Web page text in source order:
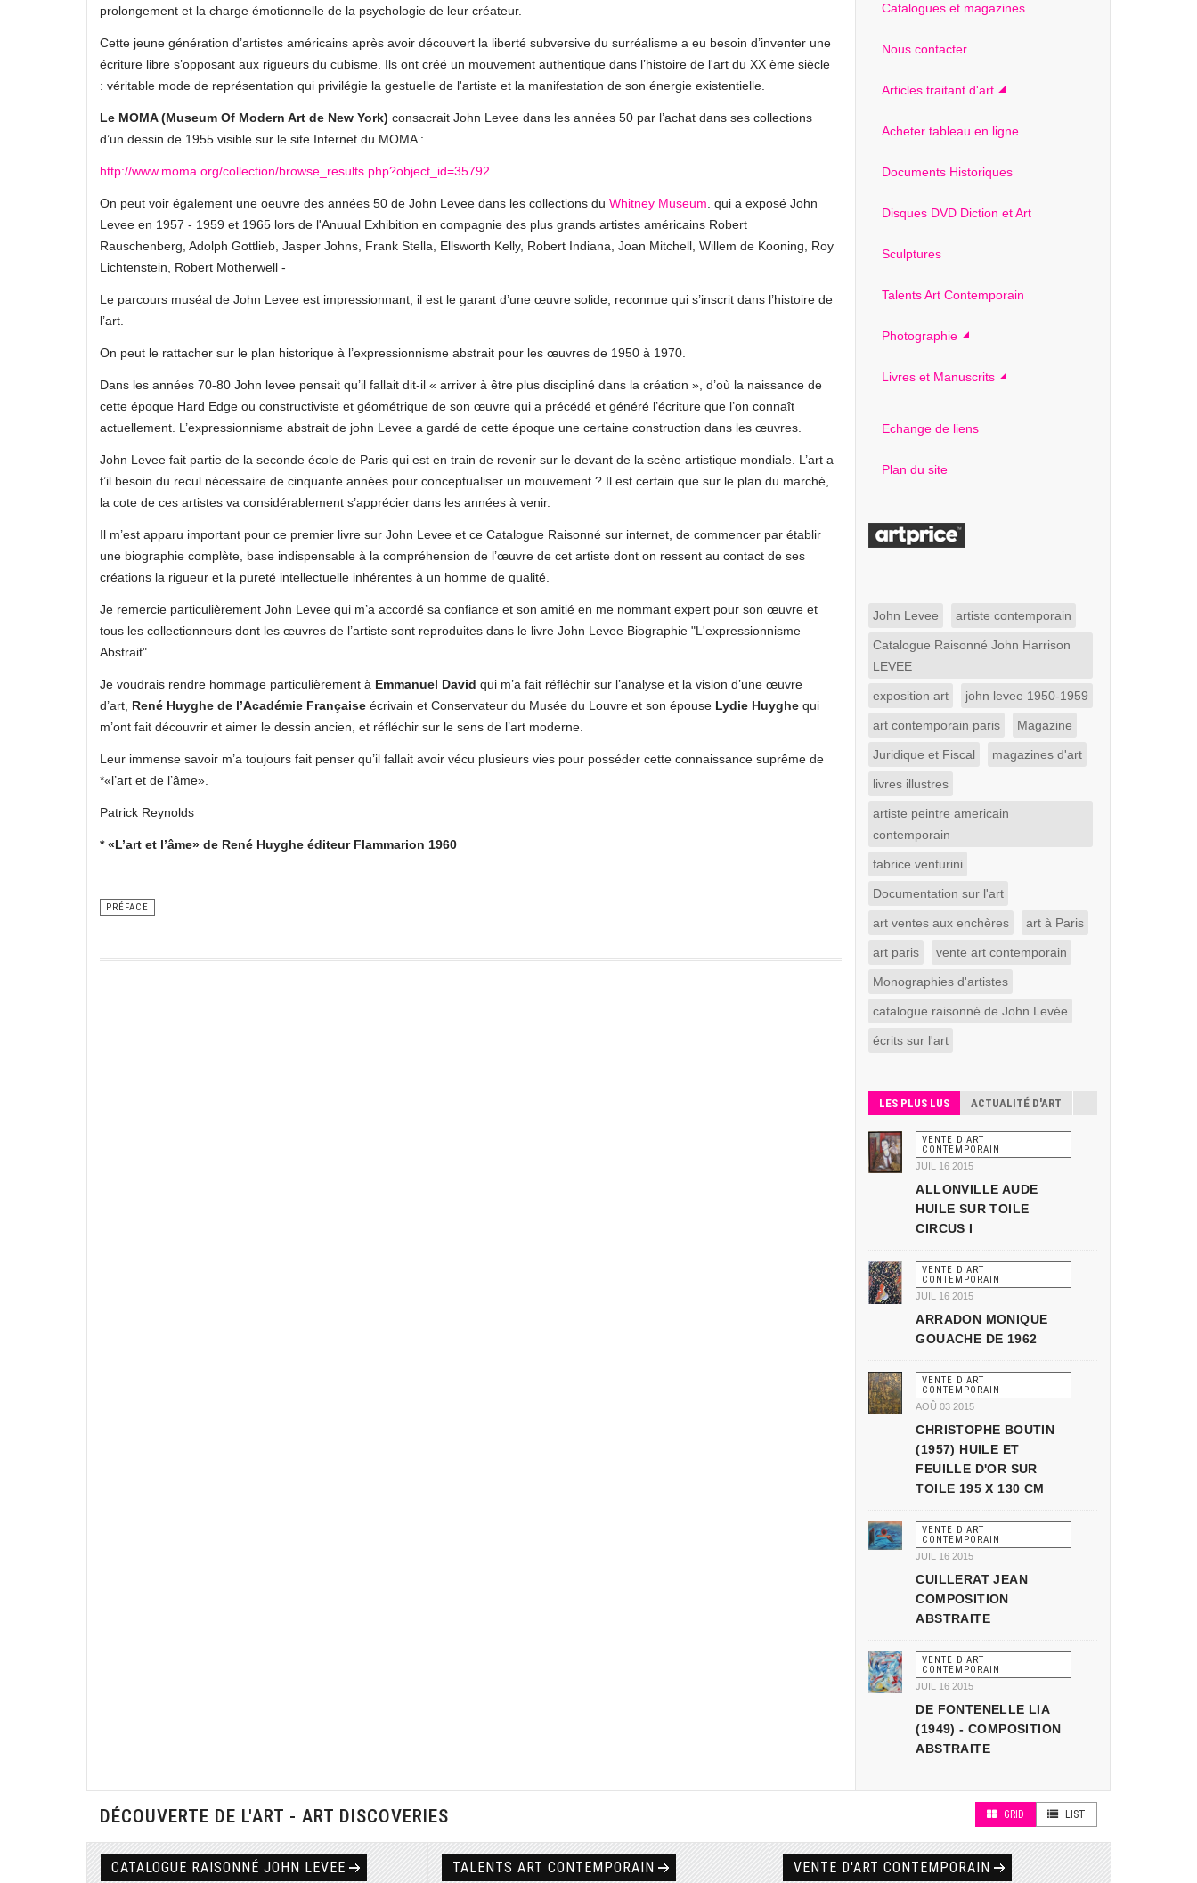
prolongement et la charge émotionnelle de la psychologie de leur créateur.
Cette jeune génération d’artistes américains après avoir découvert la liberté subversive du surréalisme a eu besoin d’inventer une
écriture libre s’opposant aux rigueurs du cubisme. Ils ont créé un mouvement authentique dans l’histoire de l'art du XX ème siècle
: véritable mode de représentation qui privilégie la gestuelle de l'artiste et la manifestation de son énergie existentielle.
Le MOMA (Museum Of Modern Art de New York) consacrait John Levee dans les années 50 par l’achat dans ses collections
d’un dessin de 1955 visible sur le site Internet du MOMA :
http://www.moma.org/collection/browse_results.php?object_id=35792
On peut voir également une oeuvre des années 50 de John Levee dans les collections du Whitney Museum . qui a exposé John
Levee en 1957 - 1959 et 1965 lors de l'Anuual Exhibition en compagnie des plus grands artistes américains Robert
Rauschenberg, Adolph Gottlieb, Jasper Johns, Frank Stella, Ellsworth Kelly, Robert Indiana, Joan Mitchell, Willem de Kooning, Roy
Lichtenstein, Robert Motherwell -
Le parcours muséal de John Levee est impressionnant, il est le garant d’une œuvre solide, reconnue qui s’inscrit dans l’histoire de
l’art.
On peut le rattacher sur le plan historique à l’expressionnisme abstrait pour les œuvres de 1950 à 1970.
Dans les années 70-80 John levee pensait qu’il fallait dit-il « arriver à être plus discipliné dans la création », d’où la naissance de
cette époque Hard Edge ou constructiviste et géométrique de son œuvre qui a précédé et généré l’écriture que l’on connaît
actuellement. L’expressionnisme abstrait de john Levee a gardé de cette époque une certaine construction dans les œuvres.
John Levee fait partie de la seconde école de Paris qui est en train de revenir sur le devant de la scène artistique mondiale. L’art a
t’il besoin du recul nécessaire de cinquante années pour conceptualiser un mouvement ? Il est certain que sur le plan du marché,
la cote de ces artistes va considérablement s’apprécier dans les années à venir.
Il m’est apparu important pour ce premier livre sur John Levee et ce Catalogue Raisonné sur internet, de commencer par établir
une biographie complète, base indispensable à la compréhension de l’œuvre de cet artiste dont on ressent au contact de ses
créations la rigueur et la pureté intellectuelle inhérentes à un homme de qualité.
Je remercie particulièrement John Levee qui m’a accordé sa confiance et son amitié en me nommant expert pour son œuvre et
tous les collectionneurs dont les œuvres de l’artiste sont reproduites dans le livre John Levee Biographie "L'expressionnisme
Abstrait".
Je voudrais rendre hommage particulièrement à Emmanuel David qui m’a fait réfléchir sur l’analyse et la vision d’une œuvre
d’art, René Huyghe de l’Académie Française écrivain et Conservateur du Musée du Louvre et son épouse Lydie Huyghe qui
m’ont fait découvrir et aimer le dessin ancien, et réfléchir sur le sens de l’art moderne.
Leur immense savoir m’a toujours fait penser qu’il fallait avoir vécu plusieurs vies pour posséder cette connaissance suprême de
*«l’art et de l’âme».
Patrick Reynolds
* «L’art et l’âme» de René Huyghe éditeur Flammarion 1960
PRÉFACE
Catalogues et magazines
Nous contacter
Articles traitant d'art
Acheter tableau en ligne
Documents Historiques
Disques DVD Diction et Art
Sculptures
Talents Art Contemporain
Photographie
Livres et Manuscrits
Echange de liens
Plan du site
John Levee artiste contemporain
Catalogue Raisonné John Harrison
LEVEE
exposition art john levee 1950-1959
art contemporain paris Magazine
Juridique et Fiscal magazines d'art
livres illustres
artiste peintre americain
contemporain
fabrice venturini
Documentation sur l'art
art ventes aux enchères art à Paris
art paris vente art contemporain
Monographies d'artistes
catalogue raisonné de John Levée
écrits sur l'art
LES PLUS LUS ACTUALITÉ D'ART
VENTE D'ART
CONTEMPORAIN
JUIL 16 2015
ALLONVILLE AUDE
HUILE SUR TOILE
CIRCUS I
VENTE D'ART
CONTEMPORAIN
JUIL 16 2015
ARRADON MONIQUE
GOUACHE DE 1962
VENTE D'ART
CONTEMPORAIN
AOÛ 03 2015
CHRISTOPHE BOUTIN
(1957) HUILE ET
FEUILLE D'OR SUR
TOILE 195 X 130 CM
VENTE D'ART
CONTEMPORAIN
JUIL 16 2015
CUILLERAT JEAN
COMPOSITION
ABSTRAITE
VENTE D'ART
CONTEMPORAIN
JUIL 16 2015
DE FONTENELLE LIA
(1949) - COMPOSITION
ABSTRAITE
DÉCOUVERTE DE L'ART - ART DISCOVERIES GRID LIST
CATALOGUE RAISONNÉ JOHN LEVEE TALENTS ART CONTEMPORAIN VENTE D'ART CONTEMPORAIN